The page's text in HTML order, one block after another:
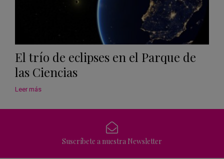
El trío de eclipses en el Parque de
las Ciencias
Leer más
Suscríbete a nuestra Newsletter